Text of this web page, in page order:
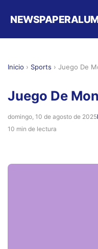
Inicio › Sports › Juego De
Juego De
domingo, 10 de agosto de 2025
10 min de lectura